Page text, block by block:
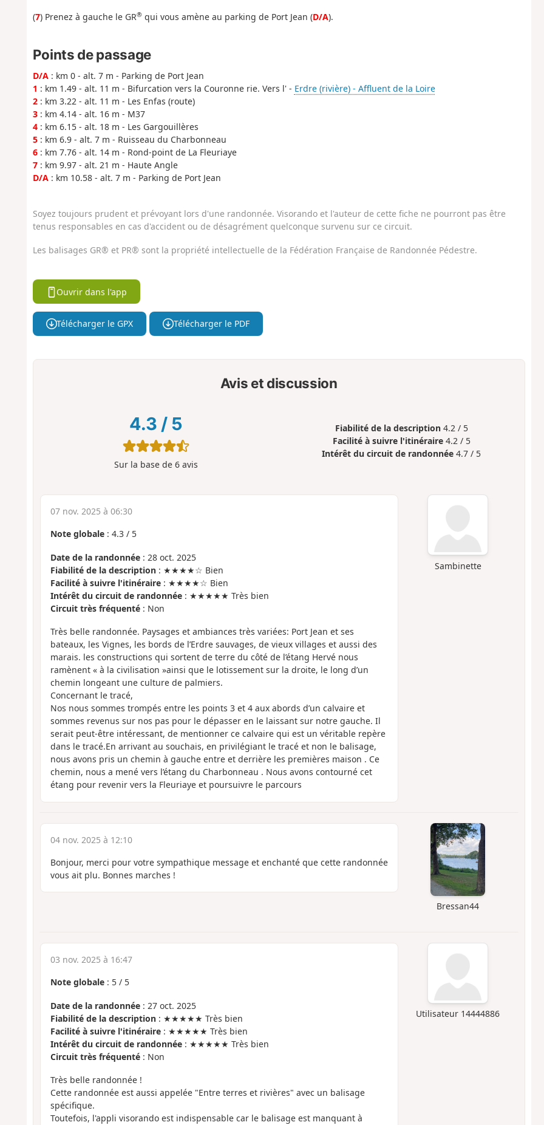
(7) Prenez à gauche le GR®qui vous amène au parking de Port Jean (D/A).
Points de passage
D/A: km 0 - alt. 7 m - Parking de Port Jean
1 : km 1.49 - alt. 11 m - Bifurcation vers la Couronne rie. Vers l' - Erdre (rivière) - Affluent de la Loire
2: km 3.22 - alt. 11 m - Les Enfas (route)
3: km 4.14 - alt. 16 m - M37
4: km 6.15 - alt. 18 m - Les Gargouillères
5: km 6.9 - alt. 7 m - Ruisseau du Charbonneau
6: km 7.76 - alt. 14 m - Rond-point de La Fleuriaye
7: km 9.97 - alt. 21 m - Haute Angle
D/A: km 10.58 - alt. 7 m - Parking de Port Jean
Soyez toujours prudent et prévoyant lors d'une randonnée. Visorando et l'auteur de cette fiche ne pourront pas être
tenus responsables en cas d'accident ou de désagrément quelconque survenu sur ce circuit.
Les balisages GR® et PR® sont la propriété intellectuelle de la Fédération Française de Randonnée Pédestre.
Ouvrir dans l'app
Télécharger le GPX Télécharger le PDF
Avis et discussion
4.3 / 5
Sur la base de 6avis
Fiabilité de la description 4.2 / 5
Facilité à suivre l'itinéraire 4.2 / 5
Intérêt du circuit de randonnée 4.7 / 5
Sambinette
07 nov. 2025 à 06:30
Note globale: 4.3/ 5
Date de la randonnée: 28 oct. 2025
Fiabilité de la description: ★★★★☆ Bien
Facilité à suivre l'itinéraire: ★★★★☆ Bien
Intérêt du circuit de randonnée: ★★★★★ Très bien
Circuit très fréquenté: Non
Très belle randonnée. Paysages et ambiances très variées: Port Jean et ses
bateaux, les Vignes, les bords de l’Erdre sauvages, de vieux villages et aussi des
marais. les constructions qui sortent de terre du côté de l’étang Hervé nous
ramènent « à la civilisation »ainsi que le lotissement sur la droite, le long d’un
chemin longeant une culture de palmiers.
Concernant le tracé,
Nos nous sommes trompés entre les points 3 et 4 aux abords d’un calvaire et
sommes revenus sur nos pas pour le dépasser en le laissant sur notre gauche. Il
serait peut-être intéressant, de mentionner ce calvaire qui est un véritable repère
dans le tracé.En arrivant au souchais, en privilégiant le tracé et non le balisage,
nous avons pris un chemin à gauche entre et derrière les premières maison . Ce
chemin, nous a mené vers l’étang du Charbonneau . Nous avons contourné cet
étang pour revenir vers la Fleuriaye et poursuivre le parcours
Bressan44
04 nov. 2025 à 12:10
Bonjour, merci pour votre sympathique message et enchanté que cette randonnée
vous ait plu. Bonnes marches !
Utilisateur 14444886
03 nov. 2025 à 16:47
Note globale: 5/ 5
Date de la randonnée: 27 oct. 2025
Fiabilité de la description: ★★★★★ Très bien
Facilité à suivre l'itinéraire: ★★★★★ Très bien
Intérêt du circuit de randonnée: ★★★★★ Très bien
Circuit très fréquenté: Non
Très belle randonnée !
Cette randonnée est aussi appelée "Entre terres et rivières" avec un balisage
spécifique.
Toutefois, l'appli visorando est indispensable car le balisage est manquant à